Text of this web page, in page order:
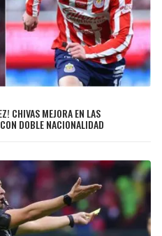
CHIVAS MEJORA EN LAS
DOBLE NACIONALIDAD